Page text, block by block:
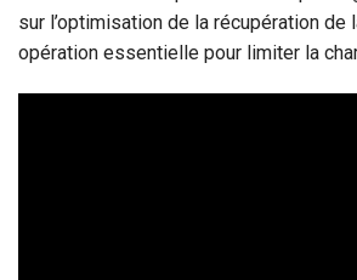
sur l’optimisation de la récupération de
opération essentielle pour limiter la